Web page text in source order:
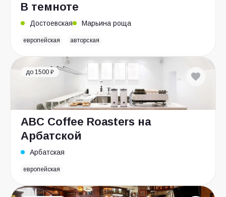
В темноте
Достоевская Марьина роща
европейская авторская
до 1500 ₽
ABC Coffee Roasters на
Арбатской
Арбатская
европейская